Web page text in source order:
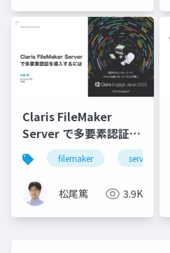
Claris FileMaker
Server で多要素認証を
導入するには
filemaker server
松尾篤 3.9K